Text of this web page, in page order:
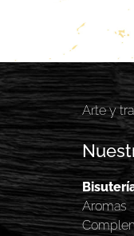
Arte y
Aromas